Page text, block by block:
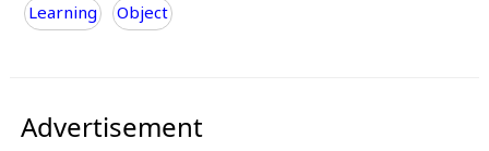
Learning
Object
Advertisement